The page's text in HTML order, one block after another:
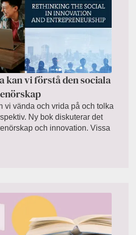
kan vi förstå den sociala
vi vända och vrida på och tolka
Ny bok diskuterar det
och innovation. Vissa